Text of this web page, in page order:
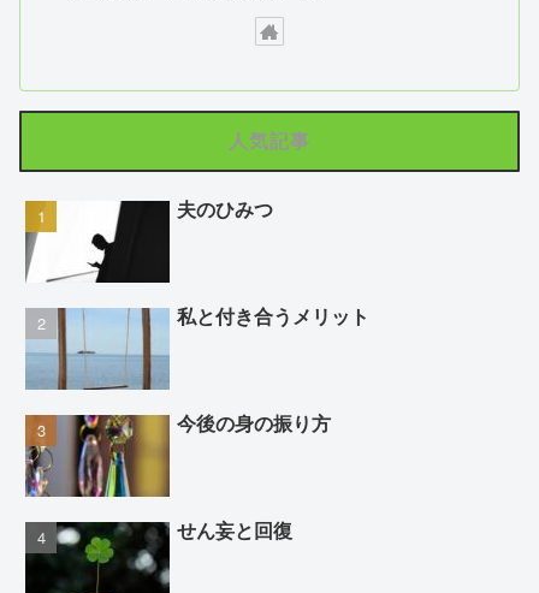
人気記事
夫のひみつ
私と付き合うメリット
今後の身の振り方
せん妄と回復